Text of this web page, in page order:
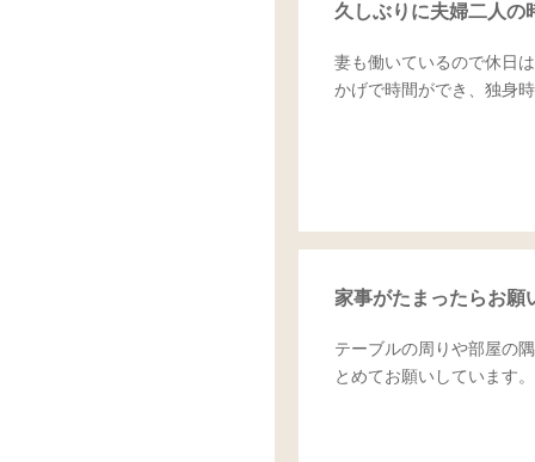
久しぶりに夫婦二人の
妻も働いているので休日
かげで時間ができ、独身
家事がたまったらお願
テーブルの周りや部屋の
とめてお願いしています